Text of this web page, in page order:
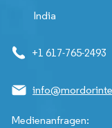
India
+1 617-765-2493
Medienanfragen: